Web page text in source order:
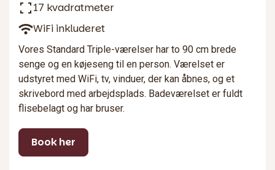
17 kvadratmeter
WiFi inkluderet
Vores Standard Triple-værelser har to 90 cm brede
senge og en køjeseng til en person. Værelset er
udstyret med WiFi, tv, vinduer, der kan åbnes, og et
skrivebord med arbejdsplads. Badeværelset er fuldt
flisebelagt og har bruser.
Book her